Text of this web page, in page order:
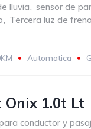
lluvia, sensor de
, Tercera luz de
Automatica
Onix 1.0t Lt
conductor y